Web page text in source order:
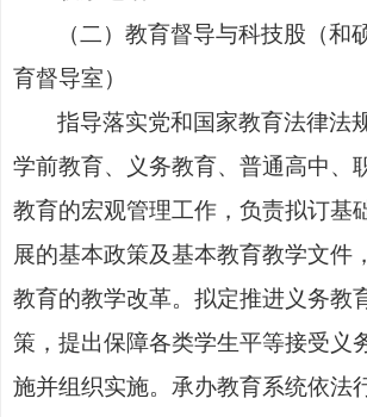
（二）教育督导与科技股（和
育督导室）
指导落实党和国家教育法律法
学前教育、义务教育、普通高中、
教育的宏观管理工作 ， 负责拟订基
展的基本政策及基本教育教学文件
教育的教学改革。 拟定推进义务教
策，提出保障各类学生平等接受义
施并组织实施。 承办教育系统依法